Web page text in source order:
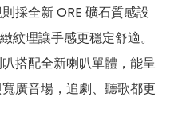
採全新 ORE 礦石質感設
紋理讓手感更穩定舒適。
搭配全新喇叭單體，能呈
廣音場，追劇、聽歌都更